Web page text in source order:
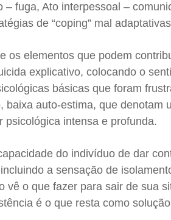
– fuga, Ato interpessoal –
de “coping” mal
os elementos que podem
explicativo, colocando o
básicas que foram
baixa auto-estima, que denotam
psicológica intensa e profunda.
do indivíduo de dar
a sensação de
vê o que fazer para sair de sua
é o que resta como